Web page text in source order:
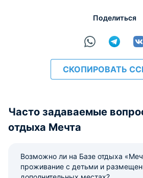
Поделиться
СКОПИРОВАТЬ
Часто задаваемые
отдыха Мечта
Возможно ли на Базе отдыха
проживание с детьми и